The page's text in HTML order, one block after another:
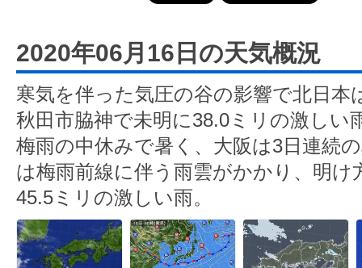
2020年06月16日の天気概況
寒気を伴った気圧の谷の影響で北日本
秋田市脇神で未明に38.0ミリの激しい
梅雨の中休みで暑く、大阪は3日連続
は梅雨前線に伴う雨雲がかかり、明け
45.5ミリの激しい雨。